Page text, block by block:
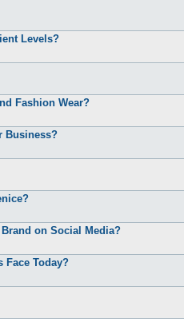
Levels?
Fashion Wear?
Business?
on Social Media?
Face Today?